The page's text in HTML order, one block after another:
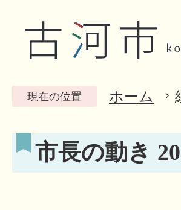
現在の位置 ホーム
市長の動き